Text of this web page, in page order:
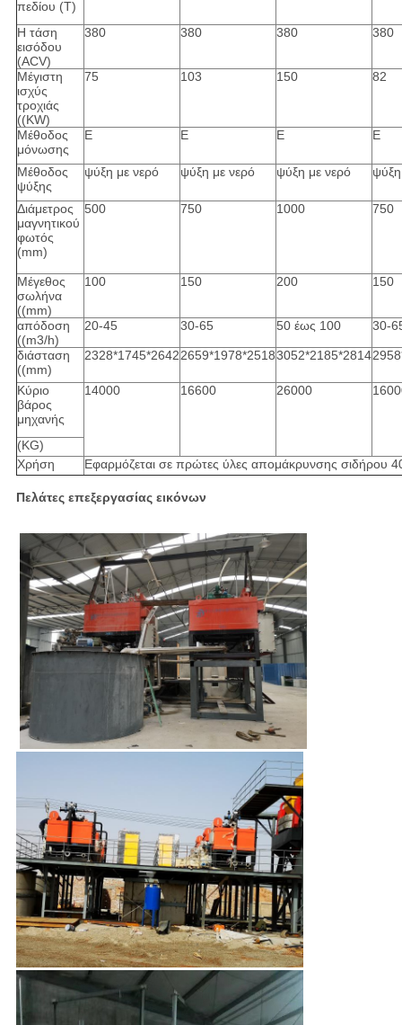
πεδίου (T)
Η τάση
εισόδου
(ACV)
380 380 380 380
Μέγιστη
ισχύς
τροχιάς
((KW)
75 103 150 82
Μέθοδος
μόνωσης
Ε Ε Ε Ε
Μέθοδος
ψύξης
ψύξη με νερό ψύξη με νερό ψύξη με νερό ψύξη
Διάμετρος
μαγνητικού
φωτός
(mm)
500 750 1000 750
Μέγεθος
σωλήνα
((mm)
100 150 200 150
απόδοση
((m3/h)
20-45 30-65 50 έως 100 30-
διάσταση
((mm)
2328*1745*26422659*1978*25183052*2185*2814
Κύριο
βάρος
μηχανής
14000 16600 26000
(KG)
Χρήση
Εφαρμόζεται σε πρώτες ύλες απομάκρυνσης σιδήρου
Πελάτες επεξεργασίας εικόνων